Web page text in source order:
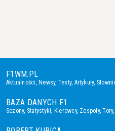
F1WM.PL
Aktualności, Newsy, Testy, Artykuły,
BAZA DANYCH F1
Sezony, Statystyki, Kierowcy, Zespoły,Tory,